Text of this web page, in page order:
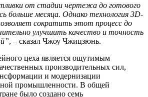
от стадии чертежа до готового
больше месяца. Однако технология 3D-
сократить этот процесс до
улучшить качество и точность
, – сказал Чжоу Чжицзюнь.
цеха является ощутимым
производительных сил,
и модернизации
промышленности. В общей
было создано семь